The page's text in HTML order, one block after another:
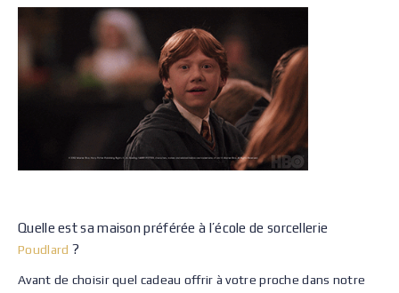
Quelle est sa maison préférée à l’école de sorcellerie
Poudlard ?
Avant de choisir quel cadeau offrir à votre proche dans notre